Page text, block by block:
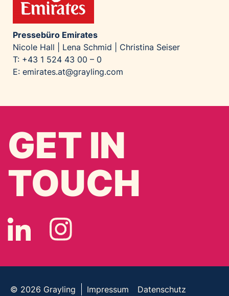
Pressebüro Emirates
Nicole Hall | Lena Schmid | Christina Seiser
T: +43 1 524 43 00 – 0
E: emirates.at@grayling.com
GET IN
TOUCH
© 2026 Grayling Impressum Datenschutz